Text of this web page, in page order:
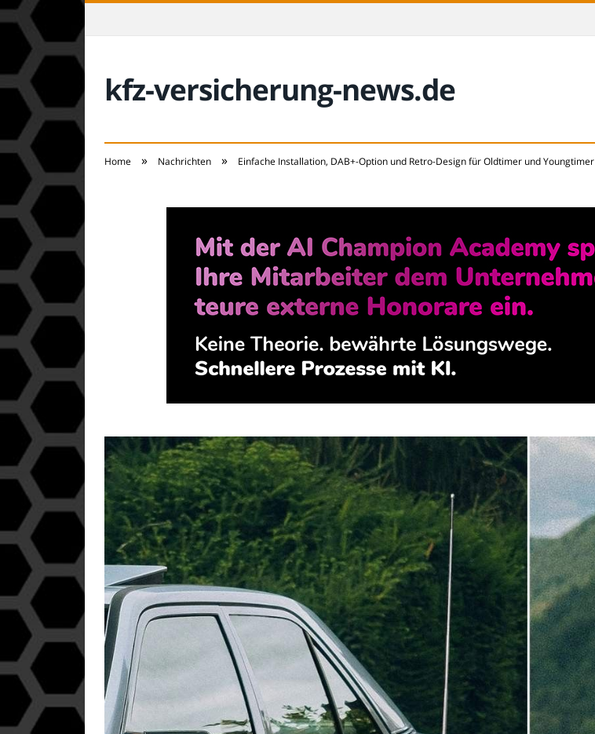
kfz-versicherung-news.de
Home » Nachrichten » Einfache Installation, DAB+-Option und Retro-Design für Oldtimer und Youngtimer